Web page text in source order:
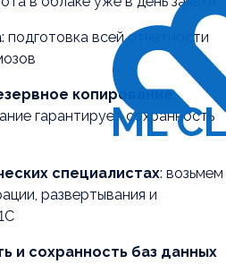
: подготовка всей отчетности
копирование:
гарантирует сохранность
специалистах: возьмем
развертывания и
и сохранность баз данных
ML